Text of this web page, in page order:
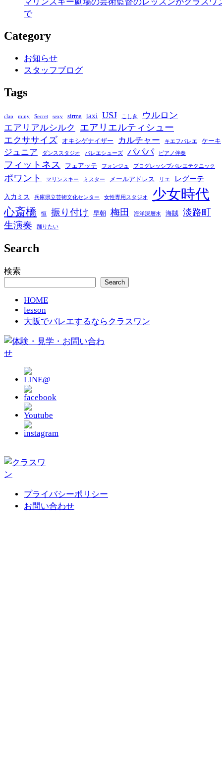
で
Category
お知らせ
スタッフブログ
Tags
clap miny Secret sexy sirma taxi USJ こしき
ウルロン
エアリアルシルク
エアリエルティシュー
エクササイズ オキシゲナイザー カルチャー キエフバレエ ケーキ
ジュニア ダンススタジオ バレエシューズ パパパ ピアノ伴奏
フィットネス フェアッテ フォンジュ プログレッシブバレエテクニック
ポワント マリンスキー ミスター メールアドレス リエ レグーテ
入力ミス 兵庫県立芸術文化センター 女性専用スタジオ 少女時代
心斎橋 恒 振り付け 早朝 梅田 海洋深層水 海賊 淡路町
生演奏
踊りたい
Search
検索
Search
HOME
lesson
大阪でバレエするならクラスワン
プライバシーポリシー
お問い合わせ